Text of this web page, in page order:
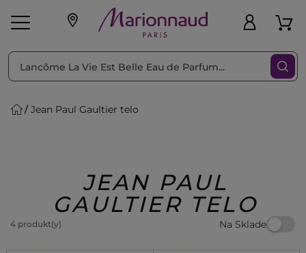
pleť Líčenie Vône
Beauty
Jean Paul Gaultier telo
JEAN PAUL
GAULTIER TELO
4 produkt(y) Na Sklade
Triediť podľa Filtrovať